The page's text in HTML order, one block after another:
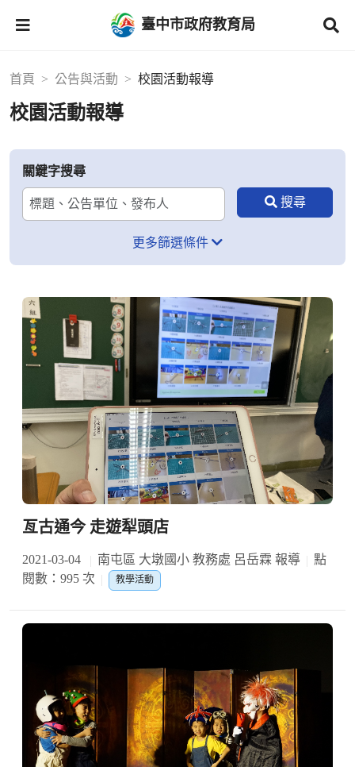
臺中市政府教育局
首頁 公告與活動 校園活動報導
校園活動報導
關鍵字搜尋
更多篩選條件
亙古通今 走遊犁頭店
2021-03-04 南屯區 大墩國小 教務處 呂岳霖 報導
點
閱數：995 次
教學活動